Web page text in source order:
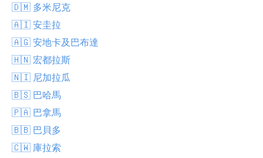
🇩🇲 多米尼克
🇦🇮 安圭拉
🇦🇬 安地卡及巴布達
🇭🇳 宏都拉斯
🇳🇮 尼加拉瓜
🇧🇸 巴哈馬
🇵🇦 巴拿馬
🇧🇧 巴貝多
🇨🇼 庫拉索